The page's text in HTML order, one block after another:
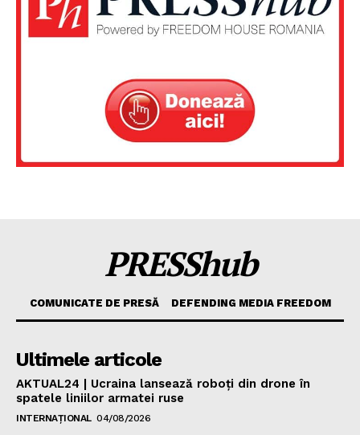
PRESShub
COMUNICATE DE PRESĂ DEFENDING MEDIA FREEDOM
Ultimele articole
AKTUAL24 | Ucraina lansează roboți din drone în
spatele liniilor armatei ruse
INTERNAȚIONAL 04/08/2026